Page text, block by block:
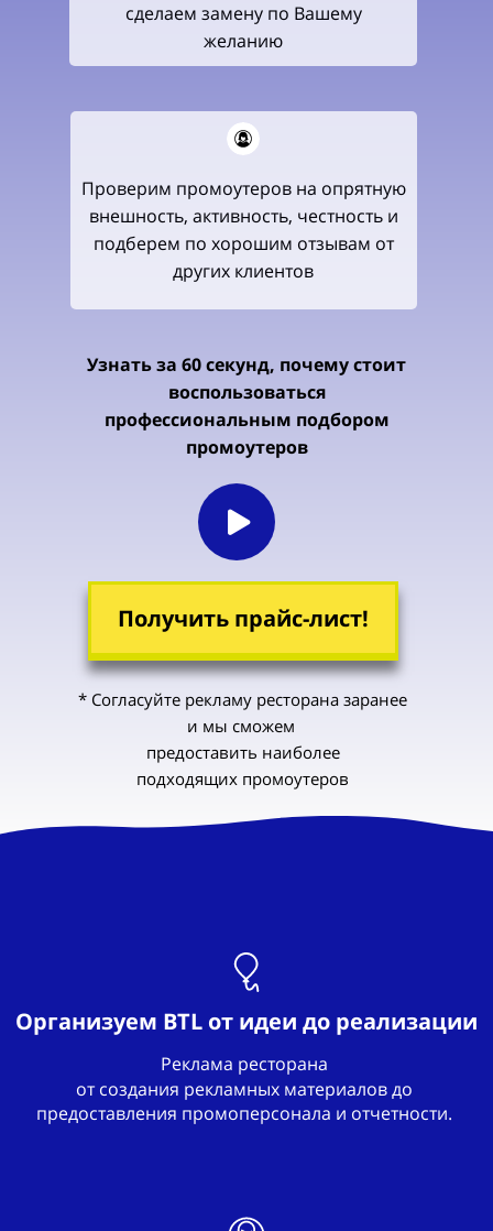
Проверим промоутеров на опрятную
внешность, активность, честность и
подберем по хорошим отзывам от
других клиентов
сделаем замену по Вашему
желанию
Получить прайс-лист!
Узнать за 60 секунд, почему стоит
воспользоваться
профессиональным подбором
промоутеров
* Согласуйте рекламу ресторана заранее
и мы сможем
предоставить наиболее
подходящих промоутеров
Организуем BTL от идеи до реализации
Реклама ресторана
от создания рекламных материалов до
предоставления промоперсонала и отчетности.